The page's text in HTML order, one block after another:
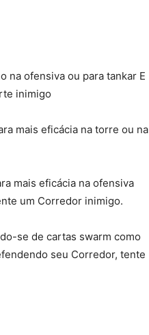
na ofensiva ou para tankar E
inimigo
mais eficácia na torre ou na
mais eficácia na ofensiva
um Corredor inimigo.
se de cartas swarm como
seu Corredor, tente